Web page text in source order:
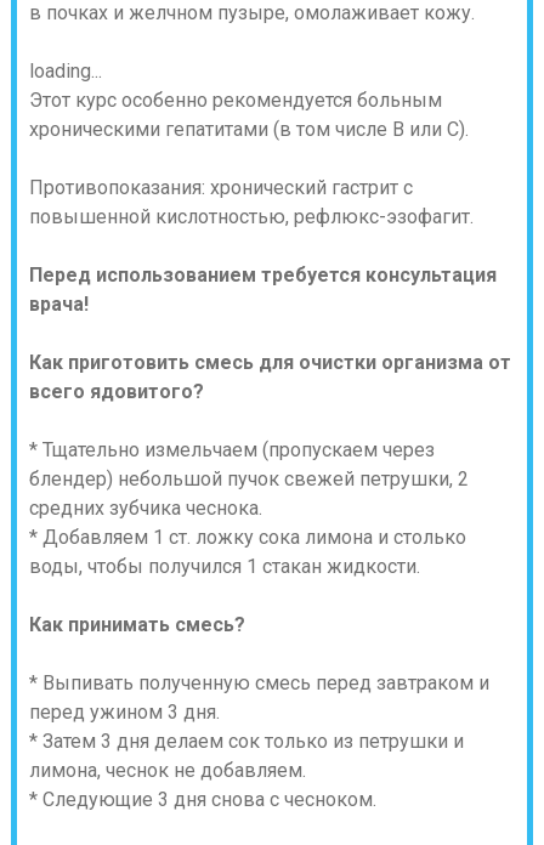
в почках и желчном пузыре, омолаживает кожу.
loading...
Этот курс особенно рекомендуется больным
хроническими гепатитами (в том числе В или С).
Противопоказания: хронический гастрит с
повышенной кислотностью, рефлюкс-эзофагит.
Перед использованием требуется консультация
врача!
Как приготовить смесь для очистки организма от
всего ядовитого?
* Тщательно измельчаем (пропускаем через
блендер) небольшой пучок свежей петрушки, 2
средних зубчика чеснока.
* Добавляем 1 ст. ложку сока лимона и столько
воды, чтобы получился 1 стакан жидкости.
Как принимать смесь?
* Выпивать полученную смесь перед завтраком и
перед ужином 3 дня.
* Затем 3 дня делаем сок только из петрушки и
лимона, чеснок не добавляем.
* Следующие 3 дня снова с чесноком.